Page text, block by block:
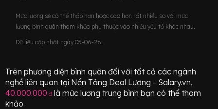
Mức lương sẽ có thể thấp hơn hoặc cao hơn rất nhiều so với mức
lương bình quân tham khảo phụ thuộc vào nhiều yếu tố khác nhau.
Dữ liệu cập nhật ngày 05-06-26.
Trên phương diện bình quân đối với tất cả các ngành
nghề liên quan tại Nền Tảng Deal Lương - Salary.vn,
40.000.000 đlà mức lương trung bình bạn có thể tham
khảo.